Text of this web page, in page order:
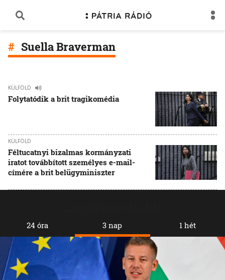
Suella Braverman
KÜLFÖLD
Folytatódik a brit tragikomédia
KÜLFÖLD
Féltucatnyi bizalmas kormányzati
iratot továbbított személyes e-mail-
címére a brit belügyminiszter
24 óra 3 nap 1 hét